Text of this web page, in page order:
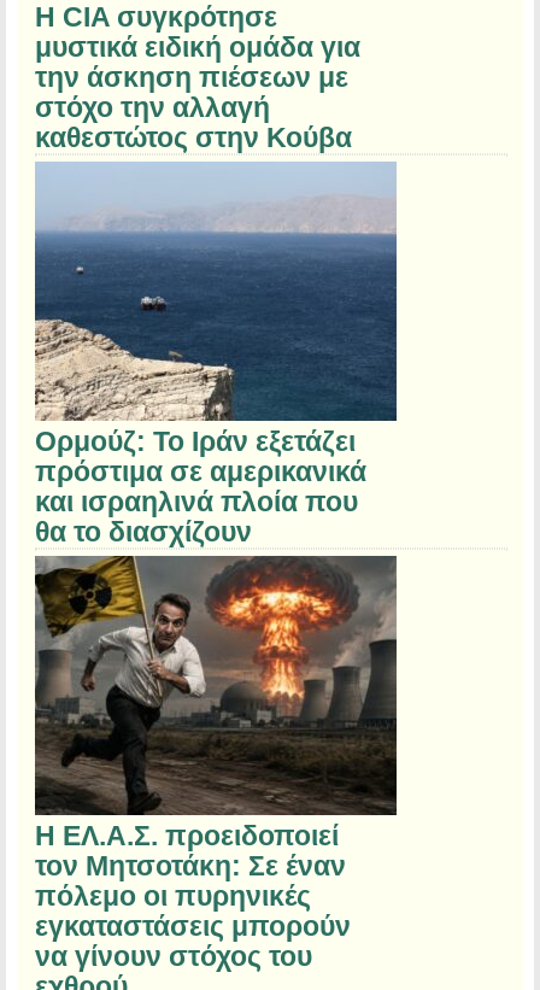
Η CIA συγκρότησε
μυστικά ειδική ομάδα για
την άσκηση πιέσεων με
στόχο την αλλαγή
καθεστώτος στην Κούβα
Ορμούζ: Το Ιράν εξετάζει
πρόστιμα σε αμερικανικά
και ισραηλινά πλοία που
θα το διασχίζουν
Η ΕΛ.Α.Σ. προειδοποιεί
τον Μητσοτάκη: Σε έναν
πόλεμο οι πυρηνικές
εγκαταστάσεις μπορούν
να γίνουν στόχος του